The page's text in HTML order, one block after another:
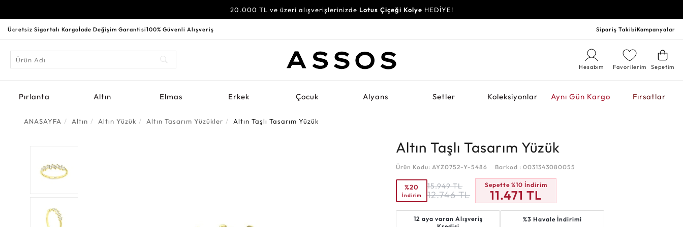
20.000 TL ve üzeri alışverişlerinizde Lotus Çiçeği Kolye HEDİYE!
Ücretsiz Sigortalı Kargoİade Değişim Garantisi100% Güvenli Alışveriş Sipariş TakibiKampanyalar
Sepetim
Favorilerim
Hesabım
Pırlanta Altın Elmas Erkek Çocuk Alyans Setler Koleksiyonlar Aynı Gün Kargo Fırsatlar
ANASAYFA Altın Altın Yüzük Altın Tasarım Yüzükler Altın Taşlı Tasarım Yüzük
Altın Taşlı Tasarım Yüzük
Ürün Kodu: AYZ0752-Y-5486 Barkod : 0031343080055
%20
İndirim
15.949 TL
12.746 TL
Sepette %10 İndirim
11.471TL
12 aya varan Alışveriş
%3 Havale İndirimi